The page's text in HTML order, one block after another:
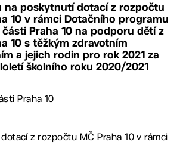
na poskytnutí dotací z rozpočtu
10 v rámci Dotačního programu
Praha 10 na podporu dětí z
10 s těžkým zdravotním
a jejich rodin pro rok 2021 za
školního roku 2020/2021
Praha 10
z rozpočtu MČ Praha 10 v rámci